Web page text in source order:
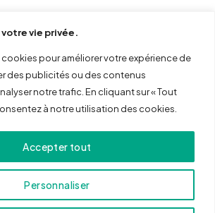
vie privée.
pour améliorer votre expérience de
des publicités ou des contenus
notre trafic. En cliquant sur « Tout
à notre utilisation des cookies.
Personnaliser
Accepter tout